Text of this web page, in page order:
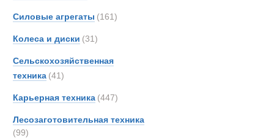
Силовые агрегаты (161)
Колеса и диски (31)
Сельскохозяйственная
техника (41)
Карьерная техника (447)
Лесозаготовительная техника
(99)